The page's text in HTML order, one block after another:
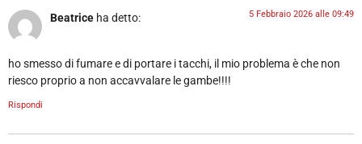
Beatrice ha detto: 5 Febbraio 2026 alle 09:49
ho smesso di fumare e di portare i tacchi, il mio problema è che non
riesco proprio a non accavvalare le gambe!!!!
Rispondi